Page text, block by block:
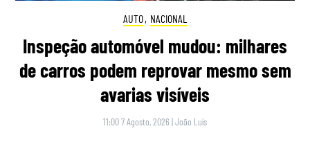
AUTO, NACIONAL
Inspeção automóvel mudou: milhares
de carros podem reprovar mesmo sem
avarias visíveis
11:00 7 Agosto, 2026 |João Luís